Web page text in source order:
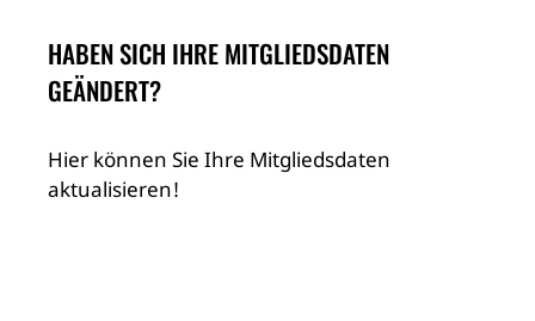
HABEN SICH IHRE MITGLIEDSDATEN
GEÄNDERT?
Hier können Sie Ihre Mitgliedsdaten
aktualisieren!